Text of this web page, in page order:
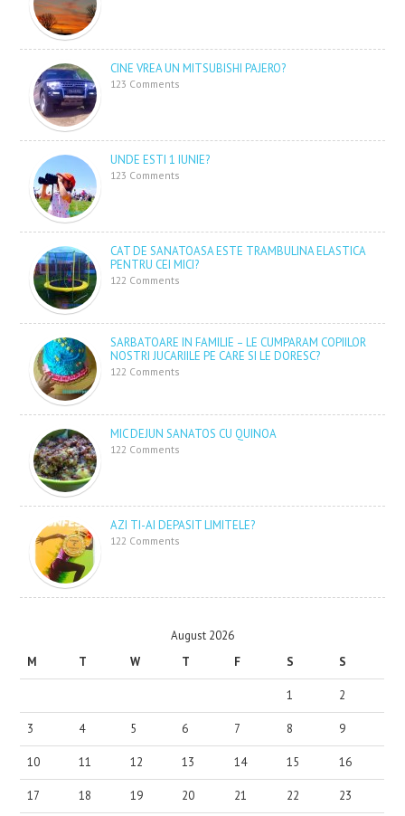
CINE VREA UN MITSUBISHI PAJERO?
123 Comments
UNDE ESTI 1 IUNIE?
123 Comments
CAT DE SANATOASA ESTE TRAMBULINA ELASTICA
PENTRU CEI MICI?
122 Comments
SARBATOARE IN FAMILIE – LE CUMPARAM COPIILOR
NOSTRI JUCARIILE PE CARE SI LE DORESC?
122 Comments
MIC DEJUN SANATOS CU QUINOA
122 Comments
AZI TI-AI DEPASIT LIMITELE?
122 Comments
August 2026
M
T W T F S S
1 2
3 4 5 6 7 8 9
10 11 12 13 14 15 16
17 18 19 20 21 22 23